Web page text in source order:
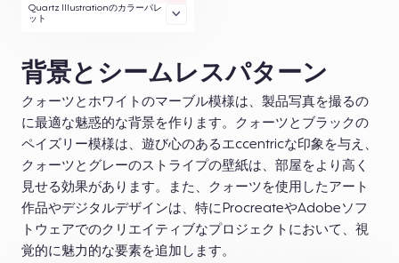
Quartz Illustrationのカラーパレ
ット
背景とシームレスパターン
クォーツとホワイトのマーブル模様は、製品写真を撮るの
に最適な魅惑的な背景を作ります。クォーツとブラックの
ペイズリー模様は、遊び心のあるエccentricな印象を与え、
クォーツとグレーのストライプの壁紙は、部屋をより高く
見せる効果があります。また、クォーツを使用したアート
作品やデジタルデザインは、特にProcreateやAdobeソフ
トウェアでのクリエイティブなプロジェクトにおいて、視
覚的に魅力的な要素を追加します。